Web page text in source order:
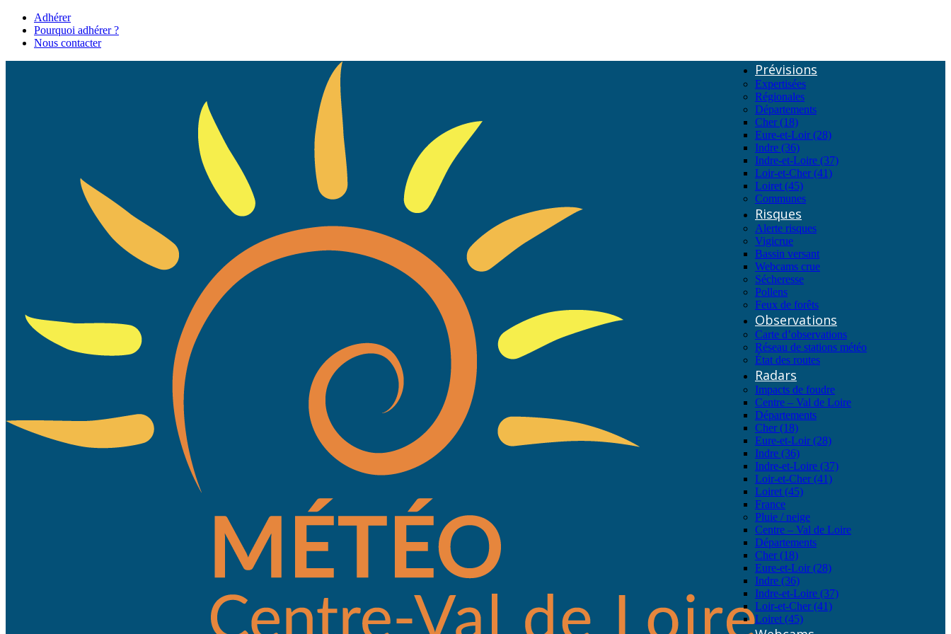
Adhérer
Pourquoi adhérer ?
Nous contacter
Prévisions
Expertisées
Régionales
Départements
Cher (18)
Eure-et-Loir (28)
Indre (36)
Indre-et-Loire (37)
Loir-et-Cher (41)
Loiret (45)
Communes
Risques
Alerte risques
Vigicrue
Bassin versant
Webcams crue
Sécheresse
Pollens
Feux de forêts
Observations
Carte d’observations
Réseau de stations météo
État des routes
Radars
Impacts de foudre
Centre – Val de Loire
Départements
Cher (18)
Eure-et-Loir (28)
Indre (36)
Indre-et-Loire (37)
Loir-et-Cher (41)
Loiret (45)
France
Pluie / neige
Centre – Val de Loire
Départements
Cher (18)
Eure-et-Loir (28)
Indre (36)
Indre-et-Loire (37)
Loir-et-Cher (41)
Loiret (45)